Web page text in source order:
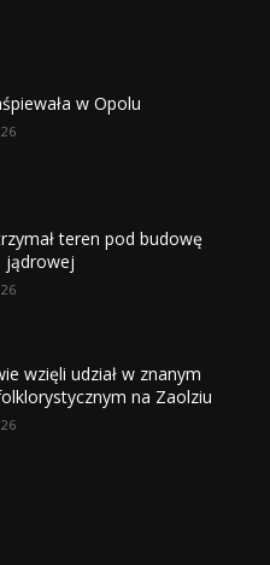
w Opolu
teren pod budowę
jądrowej
wzięli udział w znanym
na Zaolziu